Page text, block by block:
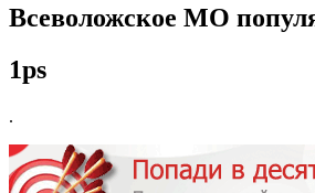
Всеволожское МО
1ps
.